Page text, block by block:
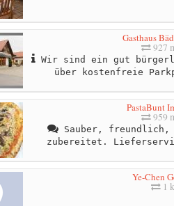
Gasthaus
927
Wir sind ein gut
über kostenfreie
PastaBunt
959
Sauber,
zubereitet.
Ye-Chen
1